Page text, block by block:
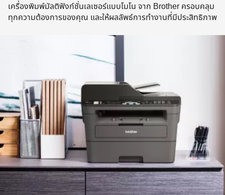
เครื่องพิมพ์มัลติฟังก์ชั่นเลเซอร์แบบโมโน จาก Brother ครอบคลุม
ทุกความต้องการของคุณ และให้ผลลัพธ์การทำงานที่มีประสิทธิภาพ